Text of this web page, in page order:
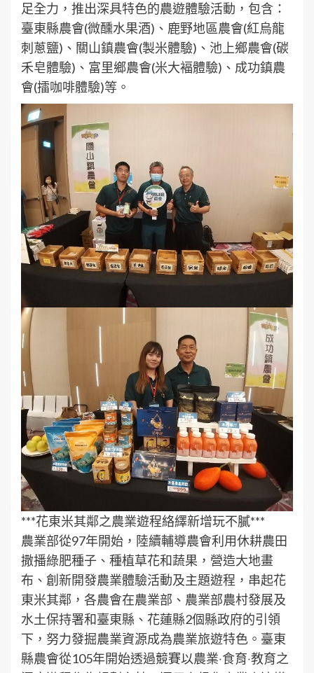
足全力，推出深具特色的農遊體驗活動，包含：
臺東縣農會(微醺水果酒)、鹿野地區農會(紅烏龍
刺蔥鹽)、關山鎮農會(製米體驗)、池上鄉農會(碳
禾皂體驗)、富里鄉農會(米大褔體驗)、成功鎮農
會(擂咖啡體驗)等。
***花東米其鄰之農業遊程絡繹新增玩不膩***
農業部從97年開始，陸續輔導農會利用休耕農田
撒播綠肥種子、種植草花和蔬果，營造大地畫
布、創新開發農業體驗活動及主題遊程，串起花
東米其鄰，各農會在農業部、農業部農村發展及
水土保持署和臺東縣、花蓮縣2個縣政府的引領
下，努力發掘農業資源成為農業旅遊特色。臺東
縣農會從105年開始透過競賽以農業‧食育‧教育之